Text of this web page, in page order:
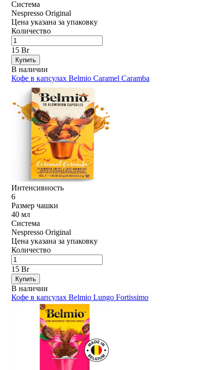
Система
Nespresso Original
Цена указана за упаковку
Количество
15 Br
Купить
В наличии
Кофе в капсулах Belmio Caramel Caramba
Интенсивность
6
Размер чашки
40 мл
Система
Nespresso Original
Цена указана за упаковку
Количество
15 Br
Купить
В наличии
Кофе в капсулах Belmio Lungo Fortissimo